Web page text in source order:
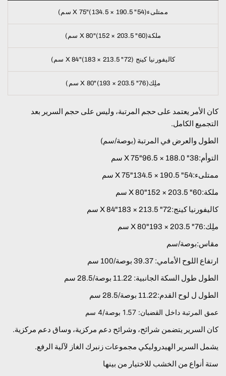
ممتلىء(54" X 75"(134.5 × 190.5 سم)
ملكة(60" X 80"(152 × 203.5 سم)
كاليفورنيا كينج (72" X 84"(183 × 213.5 سم)
ملِك(76" X 80"(193 × 203.5 سم)
كان الأمر يعتمد على حجم المرتبة، وليس على حجم السرير بعد
التجميع الكامل.
الطول والعرض في المرتبة (بوصة/سم)
التوأم:38" X 75"96.5 × 188.0 سم
ممتلىء:54" X 75"134.5 × 190.5 سم
ملكة:60" X 80"152 × 203.5 سم
كاليفورنيا كينج:72" X 84"183 × 213.5 سم
ملِك:76" X 80"193 × 203.5 سم
مقاس:بوصة/سم
ارتفاع اللوح الأمامي: 39.37 بوصة/100 سم
الطول طول السكة الجانبية: 11.22 بوصة/28.5 سم
الطول ل لوح القدم:11.22 بوصة/28.5 سم
عمق المرتبة داخل القضبان: 1.57 بوصة/4 سم
كان السرير يتضمن شرائح، وشرائح دعم مركزية، وساق دعم مركزية.
يشمل السرير الهيدروليكي مجموعات زنبرك الغاز لآلية الرفع.
ستة أنواع من الخشب للاختيار من بينها